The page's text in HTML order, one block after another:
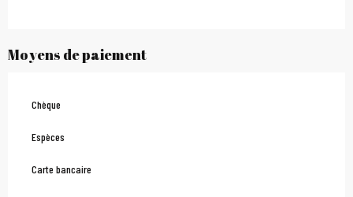
Moyens de paiement
Chèque
Espèces
Carte bancaire